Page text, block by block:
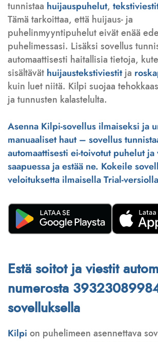
tunnistaa huijauspuhelut,
Tämä tarkoittaa, että huijaus- ja
puhelinmyyntipuhelut eivät enää
puhelimessasi. Lisäksi sovellus
automaattisesti haitallisia tietoja,
sisältävät huijaustekstiviestitja
kuin luet niitä. Kilpi suojaa
ja tunnusten kalastelulta.
Asenna Kilpi-sovellus ilmaiseksi ja
manuaaliset haut – sovellus
automaattisesti ei-toivotut puhelut
saapuessa ja estää ne. Kokeile
veloituksetta ilmaisella Trial-
Estä soitot ja viestit
numerosta
sovelluksella
Kilpi on puhelimeen asennettava